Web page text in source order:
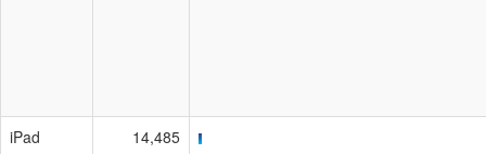
iPad 14,485